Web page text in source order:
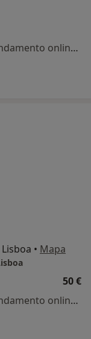
Esse especialista não oferece agendamento online para esse endereço.
• Mapa
50 €
Esse especialista não oferece agendamento online para esse endereço.